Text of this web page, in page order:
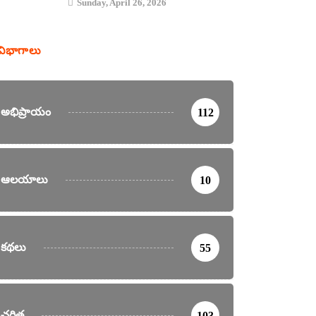
Sunday, April 26, 2026
అభిప్రాయం 112
ఆలయాలు 10
కథలు 55